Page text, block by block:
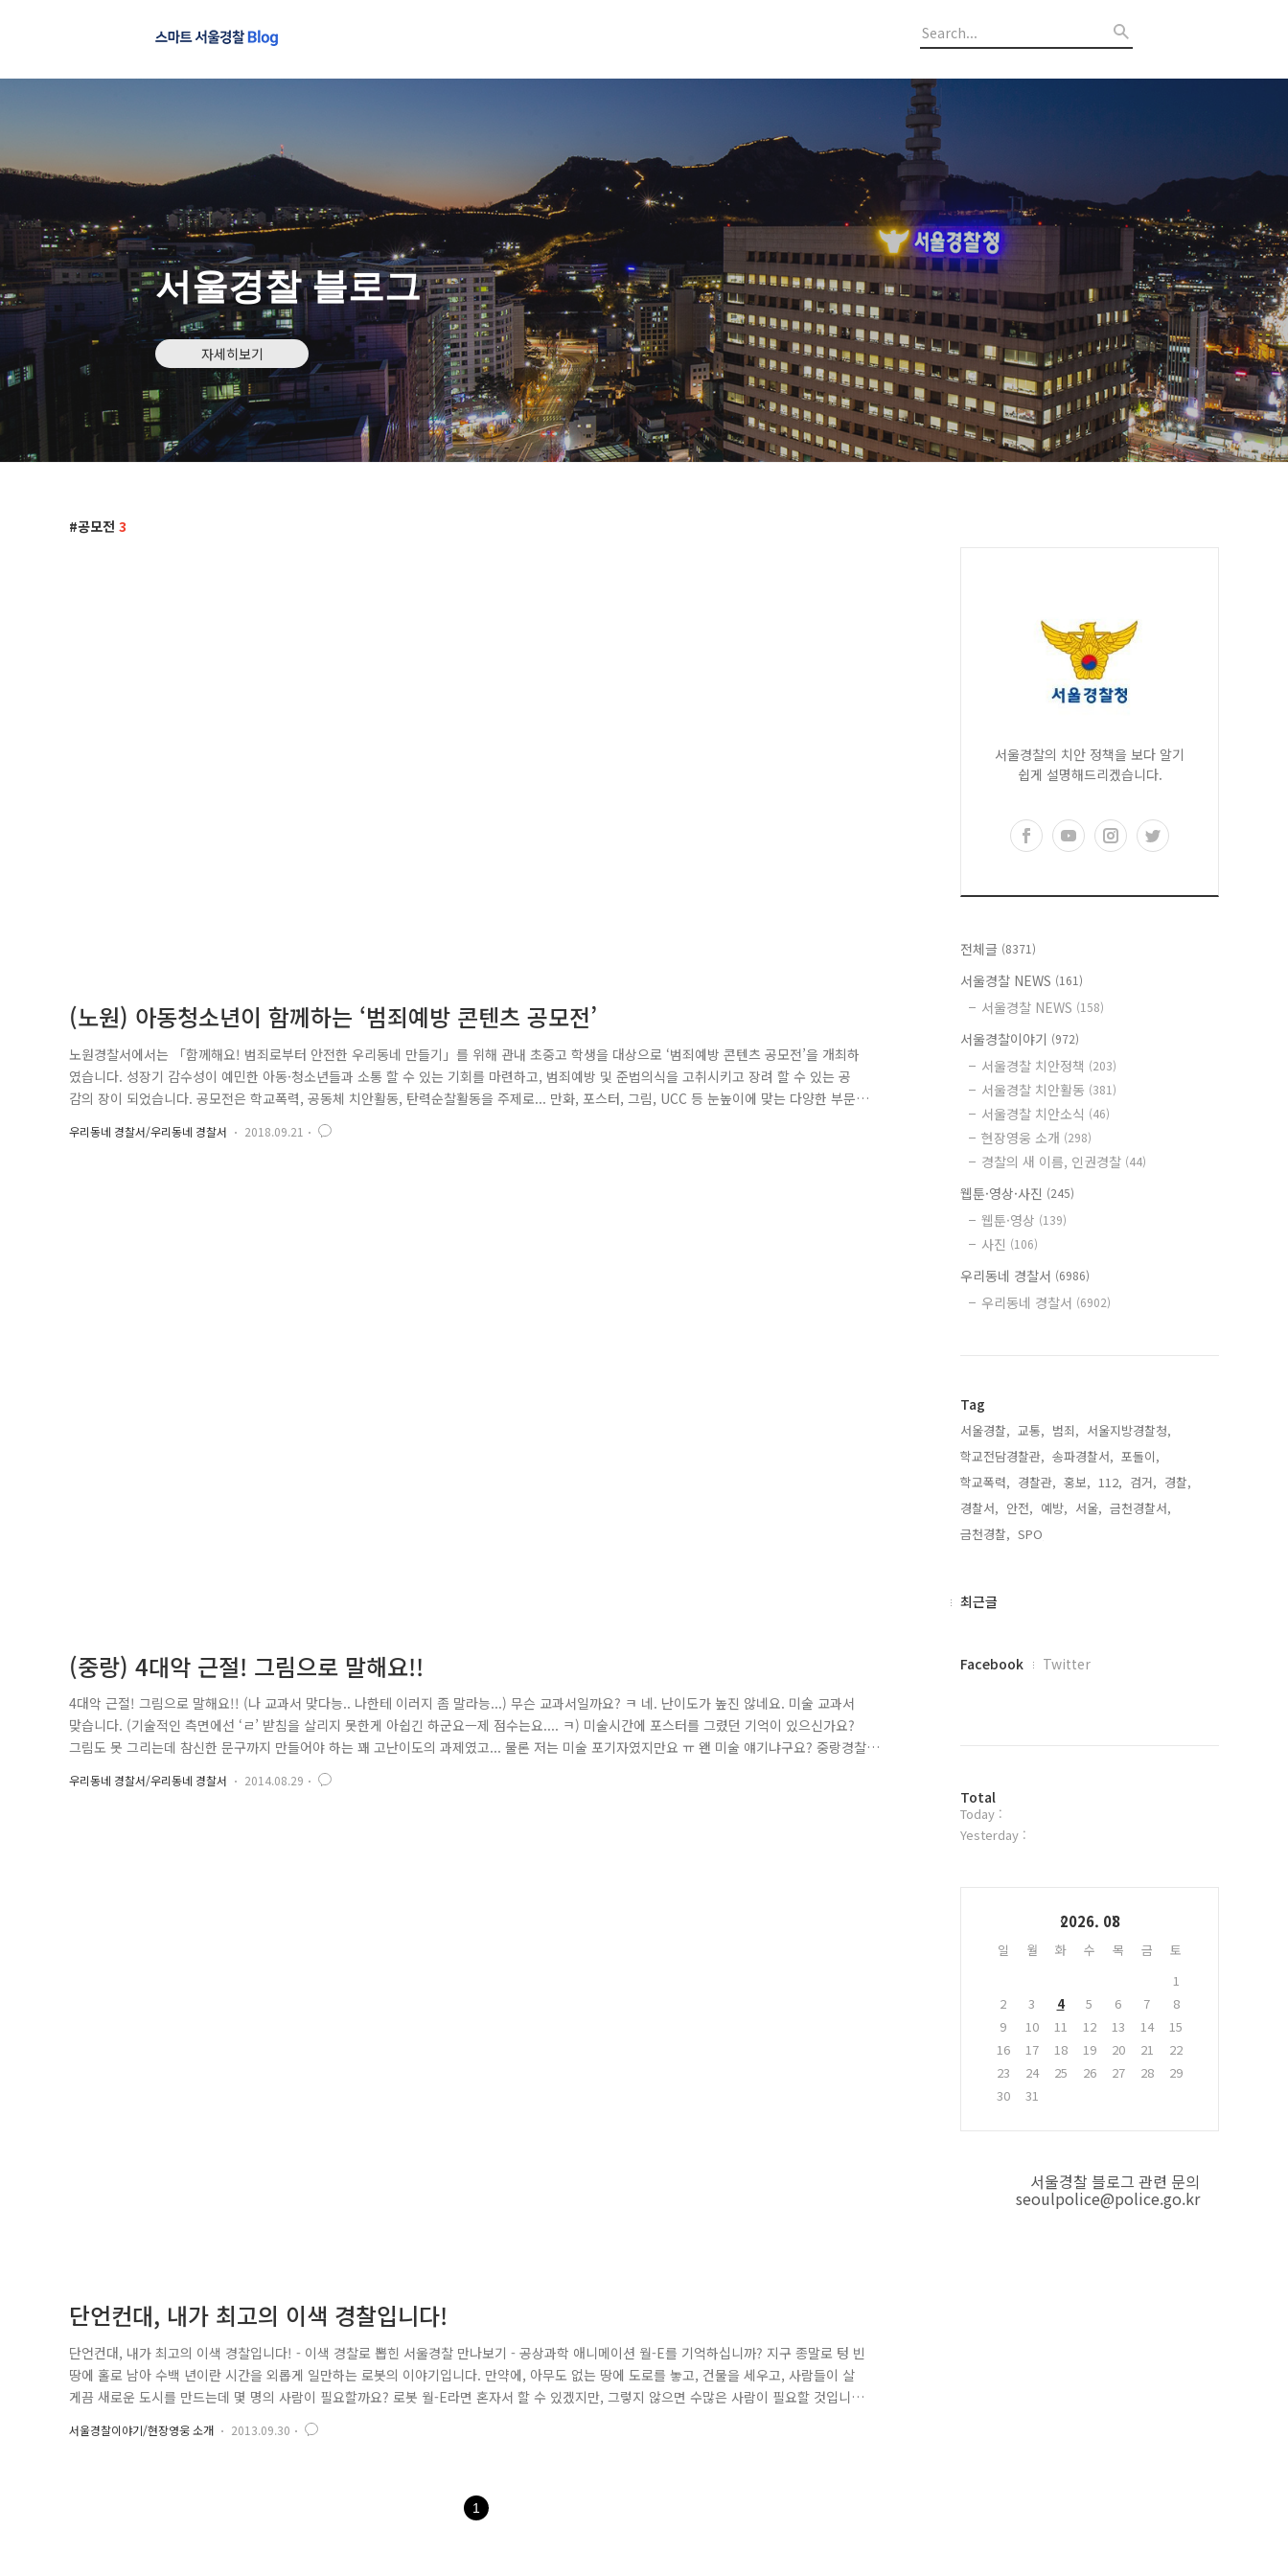
서울경찰 블로그
자세히보기
공모전 3
(노원) 아동청소년이 함께하는 ‘범죄예방 콘텐츠 공모전’
노원경찰서에서는 「함께해요! 범죄로부터 안전한 우리동네 만들기」를 위해 관내 초중고 학생을 대상으로 ‘범죄예방 콘텐츠 공모전’을 개최하
였습니다. 성장기 감수성이 예민한 아동·청소년들과 소통 할 수 있는 기회를 마련하고, 범죄예방 및 준법의식을 고취시키고 장려 할 수 있는 공
감의 장이 되었습니다. 공모전은 학교폭력, 공동체 치안활동, 탄력순찰활동을 주제로... 만화, 포스터, 그림, UCC 등 눈높이에 맞는 다양한 부문
에 43개의 학교가 참여, 총552점이 제출되었습니다! 수많은 작품 중에서도 각 부문별 대상 작품을 한번 만나 보실까요~?^^ 만화부문 대상 그림
부문 대상 UCC부문 대상 인덕공고_나희수 청원초_오채원 우리 학생들의 작품 어떻게 보셨나요? 범죄예방에 대해.. 보는 이 마저 많은 생각이
우리동네 경찰서/우리동네 경찰서 2018.09.21
(중랑) 4대악 근절! 그림으로 말해요!!
4대악 근절! 그림으로 말해요!! (나 교과서 맞다능.. 나한테 이러지 좀 말라능...) 무슨 교과서일까요? ㅋ 네. 난이도가 높진 않네요. 미술 교과서
맞습니다. (기술적인 측면에선 ‘ㄹ’ 받침을 살리지 못한게 아쉽긴 하군요ㅡ제 점수는요.... ㅋ) 미술시간에 포스터를 그렸던 기억이 있으신가요?
그림도 못 그리는데 참신한 문구까지 만들어야 하는 꽤 고난이도의 과제였고... 물론 저는 미술 포기자였지만요 ㅠ 왠 미술 얘기냐구요? 중랑경찰
서에서 포스터 공모전이 있었거든요 주제는 4대악 근절!! (어머... 뛰어난 작품이 너무 많네...) 중랑구 미술협회장 및 학교 미술선생님들로 구성
된 심사위원단이 엄정한 평가를 진행중이네요 약 300점 가량의 작품이 제출 됐고, 초·중·고등학생 별 1점씩의 최우수작이 선정..
우리동네 경찰서/우리동네 경찰서 2014.08.29
단언컨대, 내가 최고의 이색 경찰입니다!
단언컨대, 내가 최고의 이색 경찰입니다! - 이색 경찰로 뽑힌 서울경찰 만나보기 - 공상과학 애니메이션 월-E를 기억하십니까? 지구 종말로 텅 빈
땅에 홀로 남아 수백 년이란 시간을 외롭게 일만하는 로봇의 이야기입니다. 만약에, 아무도 없는 땅에 도로를 놓고, 건물을 세우고, 사람들이 살
게끔 새로운 도시를 만드는데 몇 명의 사람이 필요할까요? 로봇 월-E라면 혼자서 할 수 있겠지만, 그렇지 않으면 수많은 사람이 필요할 것입니
다. 그런데 로봇 월-E 보다 월등한 능력을 가진 한 사람의 경찰관이 있습니다. 바로 서울중랑경찰서에 근무하는 한종철 경위입니다. 단언컨대, 한
경위는 이 모든 일을 혼자서 할 수 있는 가장 완벽한 사람입니다.^^ 지난 8월 14일 경찰청 게시판에 이색 경찰을 뽑는 재미있는 문구가 떴..
서울경찰이야기/현장영웅 소개 2013.09.30
1
서울경찰의 치안 정책을 보다 알기
쉽게 설명해드리겠습니다.
전체글 (8371)
서울경찰 NEWS (161)
서울경찰 NEWS (158)
서울경찰이야기 (972)
서울경찰 치안정책 (203)
서울경찰 치안활동 (381)
서울경찰 치안소식 (46)
현장영웅 소개 (298)
경찰의 새 이름, 인권경찰 (44)
웹툰·영상·사진 (245)
웹툰·영상 (139)
사진 (106)
우리동네 경찰서 (6986)
우리동네 경찰서 (6902)
Tag
서울경찰, 교통, 범죄, 서울지방경찰청,
학교전담경찰관, 송파경찰서, 포돌이,
학교폭력, 경찰관, 홍보, 112, 검거, 경찰,
경찰서, 안전, 예방, 서울, 금천경찰서,
금천경찰, SPO,
최
최근글
페
플
러
그
Facebook Twitter
방
문
자
Total
Today :
Yesterday :
2026. 08
일 월 화 수 목 금
토
1
2
3 4 5 6 7
8
9
10 11 12 13 14
15
16
17 18 19 20 21
22
23
24 25 26 27 28
29
30
31
서울경찰 블로그 관련 문의
seoulpolice@police.go.kr